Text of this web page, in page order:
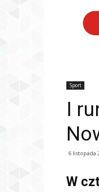
Sport
I
6 listopada
W